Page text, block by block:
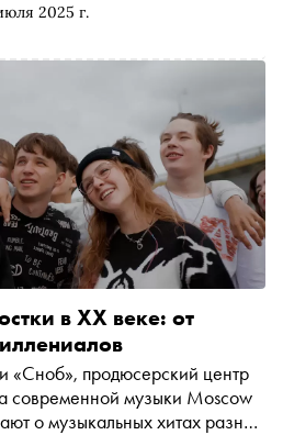
2025 г.
в XX веке: от
«Сноб», продюсерский центр
современной музыки Moscow
о музыкальных хитах разных